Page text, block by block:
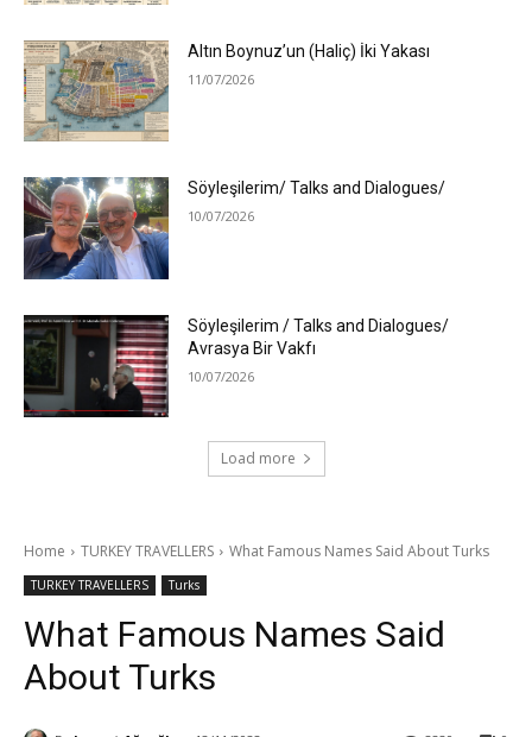
Altın Boynuz’un (Haliç) İki Yakası
11/07/2026
Söyleşilerim/ Talks and Dialogues/
10/07/2026
Söyleşilerim / Talks and Dialogues/
Avrasya Bir Vakfı
10/07/2026
Load more